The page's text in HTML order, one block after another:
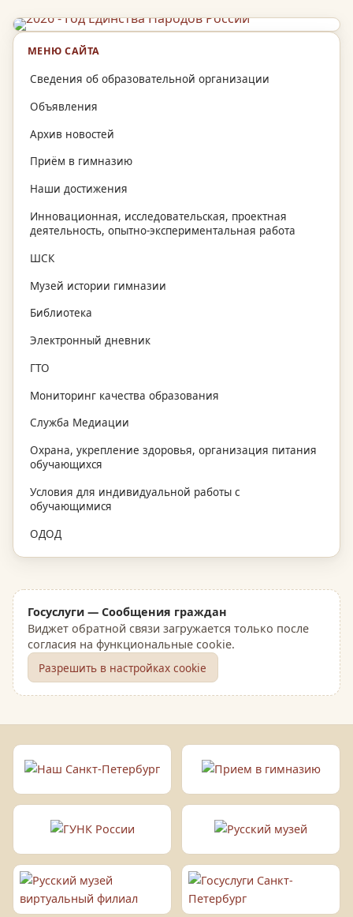
МЕНЮ САЙТА
Сведения об образовательной организации
Объявления
Архив новостей
Приём в гимназию
Наши достижения
Инновационная, исследовательская, проектная
деятельность, опытно-экспериментальная работа
ШСК
Музей истории гимназии
Библиотека
Электронный дневник
ГТО
Мониторинг качества образования
Служба Медиации
Охрана, укрепление здоровья, организация питания
обучающихся
Условия для индивидуальной работы с
обучающимися
ОДОД
Госуслуги — Сообщения граждан
Виджет обратной связи загружается только после
согласия на функциональные cookie.
Разрешить в настройках cookie